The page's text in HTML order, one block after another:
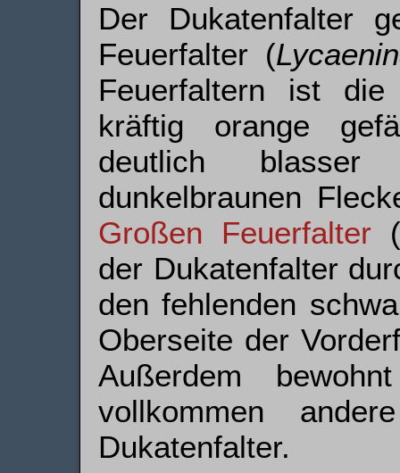
Der Dukatenfalter
Feuerfalter (
Feuerfaltern ist die
kräftig orange
deutlich
dunkelbraunen
Großen Feuerfalter (
der Dukatenfalter
den fehlenden
Oberseite der
Außerdem
vollkommen
Dukatenfalter.